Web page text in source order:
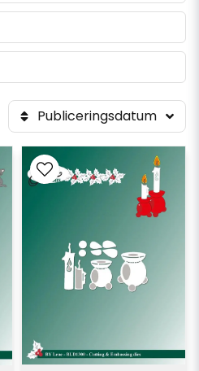
Publiceringsdatum